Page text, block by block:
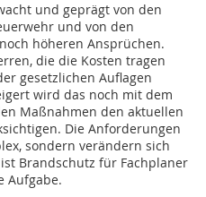
und geprägt von den
und von den
höheren Ansprüchen.
die die Kosten tragen
gesetzlichen Auflagen
wird das noch mit dem
Maßnahmen den aktuellen
Die Anforderungen
sondern verändern sich
Brandschutz für Fachplaner
Aufgabe.